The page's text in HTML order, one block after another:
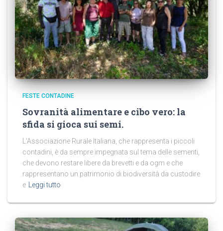
FESTE CONTADINE
Sovranità alimentare e cibo vero: la
sfida si gioca sui semi.
L’Associazione Rurale Italiana, che rappresenta i piccoli
contadini, è da sempre impegnata sul tema delle sementi,
che devono restare libere da brevetti e da ogm e che
rappresentano un patrimonio di biodiversità da custodire
e
Leggi tutto